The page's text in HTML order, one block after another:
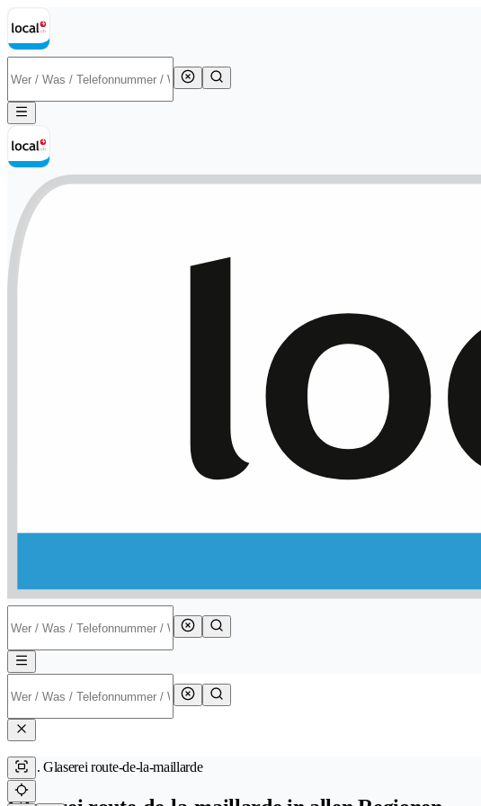
Glaserei route-de-la-maillarde